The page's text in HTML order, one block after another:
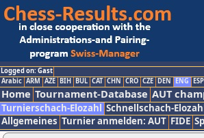
Logged on: Gast
Arabic ARM AZE BIH BUL CAT CHN CRO CZE DEN ENG ESP
Home Tournament-Database AUT
Turnierschach-Elozahl Schnellschach-
Allgemeines Turnier anmelden: AUT FIDE